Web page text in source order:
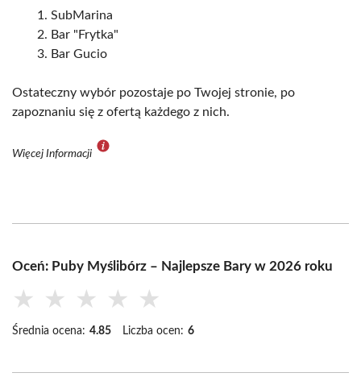
SubMarina
Bar "Frytka"
Bar Gucio
Ostateczny wybór pozostaje po Twojej stronie, po
zapoznaniu się z ofertą każdego z nich.
Więcej Informacji
Oceń: Puby Myślibórz – Najlepsze Bary w 2026 roku
★ ★ ★ ★ ★
Średnia ocena: 4.85 Liczba ocen: 6